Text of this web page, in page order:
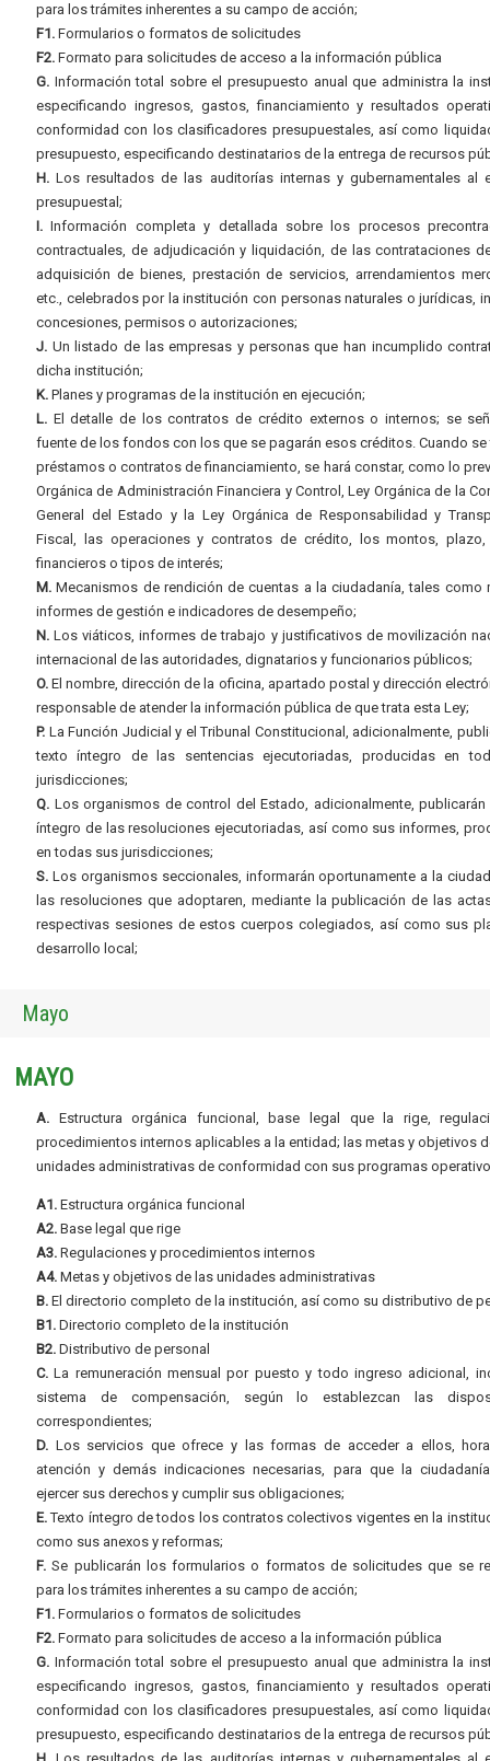
para los trámites inherentes a su campo de acción;
F1. Formularios o formatos de solicitudes
F2. Formato para solicitudes de acceso a la información pública
G. Información total sobre el presupuesto anual que administra la
especificando ingresos, gastos, financiamiento y resultados
conformidad con los clasificadores presupuestales, así como
presupuesto, especificando destinatarios de la entrega de recursos
H. Los resultados de las auditorías internas y gubernamentales al
presupuestal;
I. Información completa y detallada sobre los procesos
contractuales, de adjudicación y liquidación, de las contrataciones
adquisición de bienes, prestación de servicios, arrendamientos
etc., celebrados por la institución con personas naturales o jurídicas,
concesiones, permisos o autorizaciones;
J. Un listado de las empresas y personas que han incumplido
dicha institución;
K. Planes y programas de la institución en ejecución;
L. El detalle de los contratos de crédito externos o internos; se
fuente de los fondos con los que se pagarán esos créditos. Cuando se
préstamos o contratos de financiamiento, se hará constar, como lo
Orgánica de Administración Financiera y Control, Ley Orgánica de la
General del Estado y la Ley Orgánica de Responsabilidad y
Fiscal, las operaciones y contratos de crédito, los montos,
financieros o tipos de interés;
M. Mecanismos de rendición de cuentas a la ciudadanía, tales como
informes de gestión e indicadores de desempeño;
N. Los viáticos, informes de trabajo y justificativos de movilización
internacional de las autoridades, dignatarios y funcionarios públicos;
O. El nombre, dirección de la oficina, apartado postal y dirección
responsable de atender la información pública de que trata esta Ley;
P. La Función Judicial y el Tribunal Constitucional, adicionalmente,
texto íntegro de las sentencias ejecutoriadas, producidas en
jurisdicciones;
Q. Los organismos de control del Estado, adicionalmente, publicarán
íntegro de las resoluciones ejecutoriadas, así como sus informes,
en todas sus jurisdicciones;
S. Los organismos seccionales, informarán oportunamente a la
las resoluciones que adoptaren, mediante la publicación de las
respectivas sesiones de estos cuerpos colegiados, así como sus
desarrollo local;
Mayo
MAYO
A. Estructura orgánica funcional, base legal que la rige,
procedimientos internos aplicables a la entidad; las metas y objetivos
unidades administrativas de conformidad con sus programas
A1. Estructura orgánica funcional
A2. Base legal que rige
A3. Regulaciones y procedimientos internos
A4. Metas y objetivos de las unidades administrativas
B. El directorio completo de la institución, así como su distributivo de
B1. Directorio completo de la institución
B2. Distributivo de personal
C. La remuneración mensual por puesto y todo ingreso adicional,
sistema de compensación, según lo establezcan las
correspondientes;
D. Los servicios que ofrece y las formas de acceder a ellos,
atención y demás indicaciones necesarias, para que la
ejercer sus derechos y cumplir sus obligaciones;
E.Texto íntegro de todos los contratos colectivos vigentes en la
como sus anexos y reformas;
F. Se publicarán los formularios o formatos de solicitudes que se
para los trámites inherentes a su campo de acción;
F1. Formularios o formatos de solicitudes
F2. Formato para solicitudes de acceso a la información pública
G. Información total sobre el presupuesto anual que administra la
especificando ingresos, gastos, financiamiento y resultados
conformidad con los clasificadores presupuestales, así como
presupuesto, especificando destinatarios de la entrega de recursos